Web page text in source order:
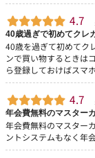
4.7
40歳過ぎで初めてクレ
40歳を過ぎて初めてク
ンで買い物するときは
ら登録しておけばスマ
4.7
年会費無料のマスター
年会費無料のマスター
ントシステムもなく年